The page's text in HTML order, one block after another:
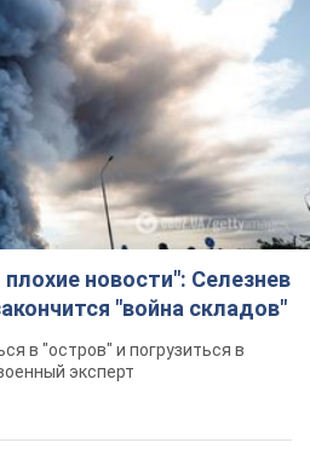
новости": Селезнев
"война складов"
в "остров" и погрузиться в
эксперт